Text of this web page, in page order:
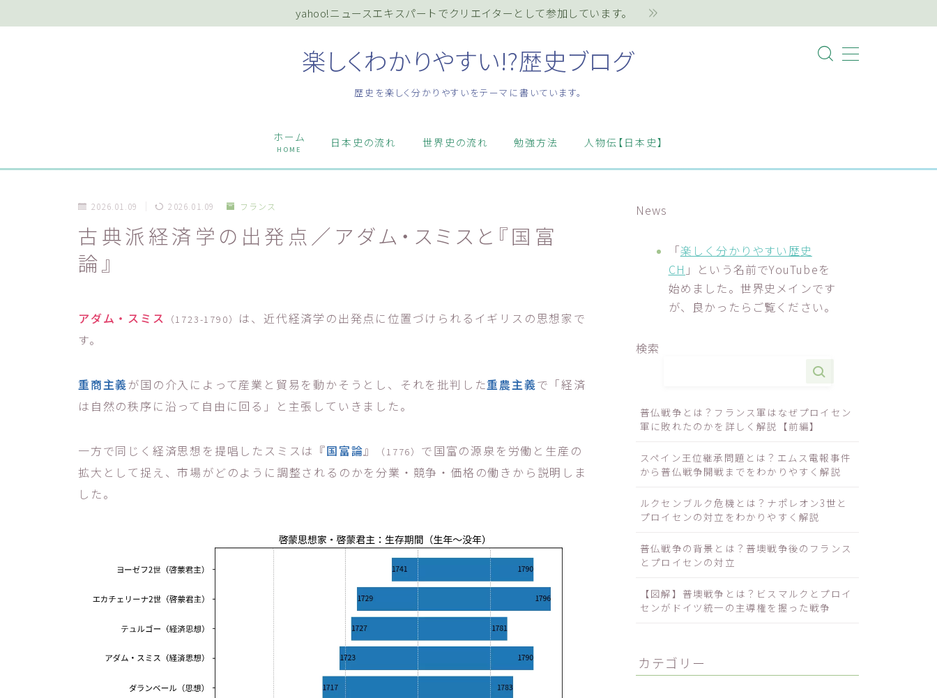
yahoo!ニュースエキスパートでクリエイターとして参加しています。
楽しくわかりやすい!?歴史ブログ
歴史を楽しく分かりやすいをテーマに書いています。
ホーム
HOME
日本史の流れ 世界史の流れ 勉強方法 人物伝【日本史】
ホーム
2026.01.09 2026.01.09 フランス
古典派経済学の出発点／アダム・スミスと『国富
論』
アダム・スミス （1723-1790） は、近代経済学の出発点に位置づけられるイギリスの思想家で
す。
重商主義が国の介入によって産業と貿易を動かそうとし、それを批判した重農主義で「経済
は自然の秩序に沿って自由に回る」と主張していきました。
一方で同じく経済思想を提唱したスミスは『国富論』 （1776） で国富の源泉を労働と生産の
拡大として捉え、市場がどのように調整されるのかを分業・競争・価格の働きから説明しま
した。
News
「楽しく分かりやすい歴史
CH 」という名前でYouTubeを
始めました。世界史メインです
が、良かったらご覧ください。
検索
普仏戦争とは？フランス軍はなぜプロイセン
軍に敗れたのかを詳しく解説【前編】
スペイン王位継承問題とは？エムス電報事件
から普仏戦争開戦までをわかりやすく解説
ルクセンブルク危機とは？ナポレオン3世と
プロイセンの対立をわかりやすく解説
普仏戦争の背景とは？普墺戦争後のフランス
とプロイセンの対立
【図解】普墺戦争とは？ビスマルクとプロイ
センがドイツ統一の主導権を握った戦争
カテゴリー